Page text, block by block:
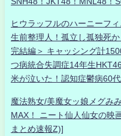
ヒウラッフルのハーニーフ
生前整理人！孤立し孤独死
完結編＞ キャッシング計
つ病統合失調症14年生
米が泣いた！認知症鬱病60
魔法熟女/美魔女ッ娘メグみ
MAX！ ニート仙人仙女の映
まとめ速報Z)]